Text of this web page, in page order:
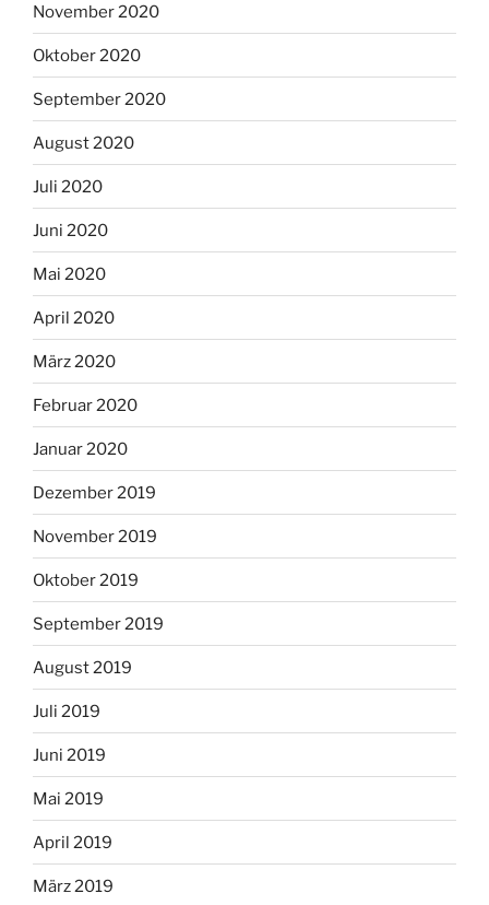
November 2020
Oktober 2020
September 2020
August 2020
Juli 2020
Juni 2020
Mai 2020
April 2020
März 2020
Februar 2020
Januar 2020
Dezember 2019
November 2019
Oktober 2019
September 2019
August 2019
Juli 2019
Juni 2019
Mai 2019
April 2019
März 2019